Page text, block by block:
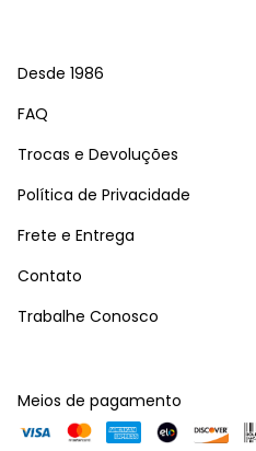
Desde 1986
FAQ
Trocas e Devoluções
Política de Privacidade
Frete e Entrega
Contato
Trabalhe Conosco
Meios de pagamento